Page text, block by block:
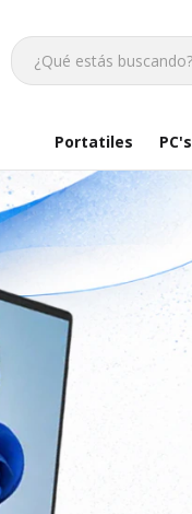
Portatiles PC's